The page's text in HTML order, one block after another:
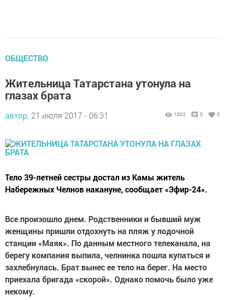
ОБЩЕСТВО
Жительница Татарстана утонула на
глазах брата
автор, 21 июля 2017 - 06:31 1302 0 0
Тело 39-летней сестры достал из Камы житель
Набережных Челнов накануне, сообщает «Эфир-24».
Все произошло днем. Родственники и бывший муж
женщины пришли отдохнуть на пляж у лодочной
станции «Маяк». По данным местного телеканала, на
берегу компания выпила, челнинка пошла купаться и
захлебнулась. Брат вынес ее тело на берег. На место
приехала бригада «скорой». Однако помочь было уже
некому.